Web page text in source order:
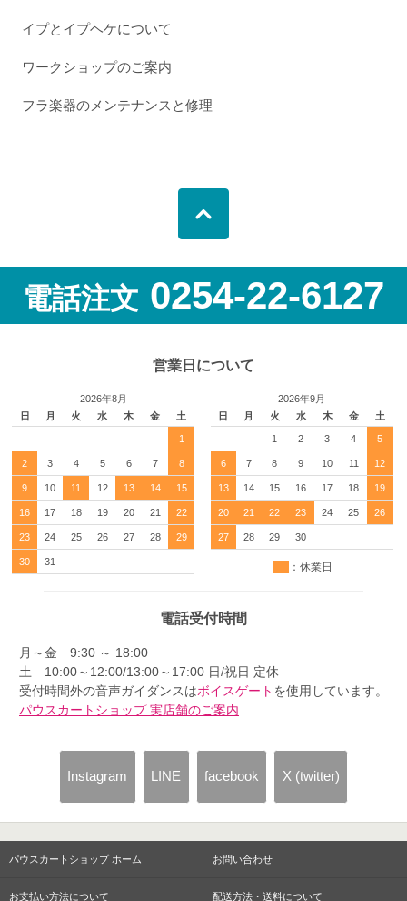
イプとイプヘケについて
ワークショップのご案内
フラ楽器のメンテナンスと修理
電話注文 0254-22-6127
営業日について
2026年8月
日
月 火 水 木 金 土
1
2 3 4 5 6 7 8
9 10 11 12 13 14 15
16 17 18 19 20 21 22
23 24 25 26 27 28 29
30 31
2026年9月
日
月 火 水 木 金 土
1 2 3 4 5
6 7 8 9 10 11 12
13 14 15 16 17 18 19
20 21 22 23 24 25 26
27 28 29 30
：休業日
電話受付時間
月～金 9:30 ～ 18:00
土 10:00～12:00/13:00～17:00 日/祝日 定休
受付時間外の音声ガイダンスはボイスゲート を使用しています。
パウスカートショップ 実店舗のご案内
Instagram LINE facebook X (twitter)
パウスカートショップ ホーム お問い合わせ
お支払い方法について 配送方法・送料について